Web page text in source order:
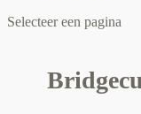
Selecteer een pagina